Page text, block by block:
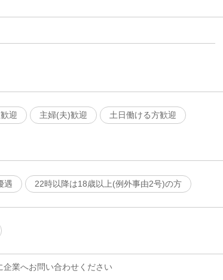
迎 主婦(夫)歓迎 土日働ける方歓迎
遇 22時以降は18歳以上(例外事由2号)の方
業へお問い合わせください